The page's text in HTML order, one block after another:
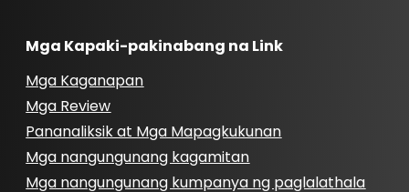
Mga Kapaki-pakinabang na Link
Mga Kaganapan
Mga Review
Pananaliksik at Mga Mapagkukunan
Mga nangungunang kagamitan
Mga nangungunang kumpanya ng paglalathala